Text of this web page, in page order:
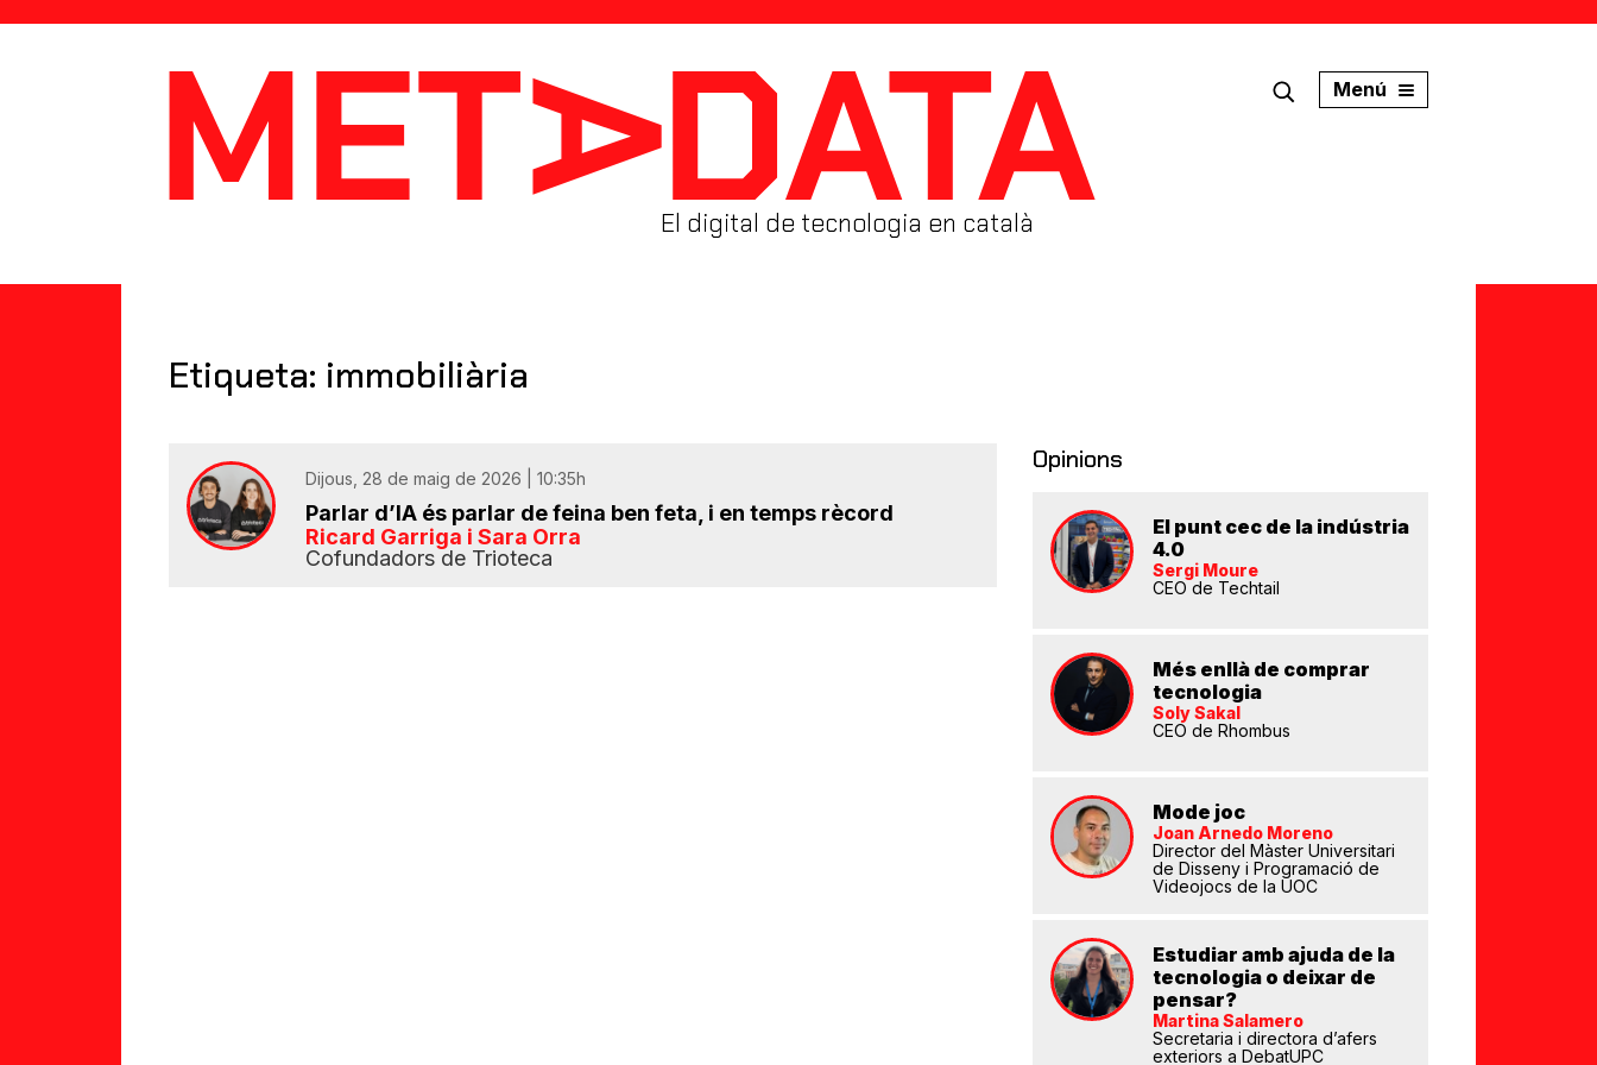
MetaData
El digital de tecnologia en català
Menú
Etiqueta: immobiliària
Dijous, 28 de maig de 2026 | 10:35h
Parlar d’IA és parlar de feina ben feta, i en temps rècord
Ricard Garriga i Sara Orra
Cofundadors de Trioteca
Opinions
El punt cec de la indústria
4.0
Sergi Moure
CEO de Techtail
Més enllà de comprar
tecnologia
Soly Sakal
CEO de Rhombus
Mode joc
Joan Arnedo Moreno
Director del Màster Universitari
de Disseny i Programació de
Videojocs de la UOC
Estudiar amb ajuda de la
tecnologia o deixar de
pensar?
Martina Salamero
Secretaria i directora d’afers
exteriors a DebatUPC